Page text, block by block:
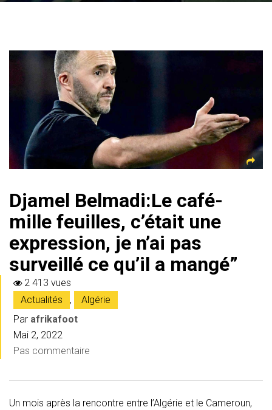
Djamel Belmadi:Le café-
mille feuilles, c’était une
expression, je n’ai pas
surveillé ce qu’il a mangé”
2 413 vues
Actualités
,
Algérie
Par afrikafoot
Mai 2, 2022
Pas commentaire
Un mois après la rencontre entre l’Algérie et le Cameroun,